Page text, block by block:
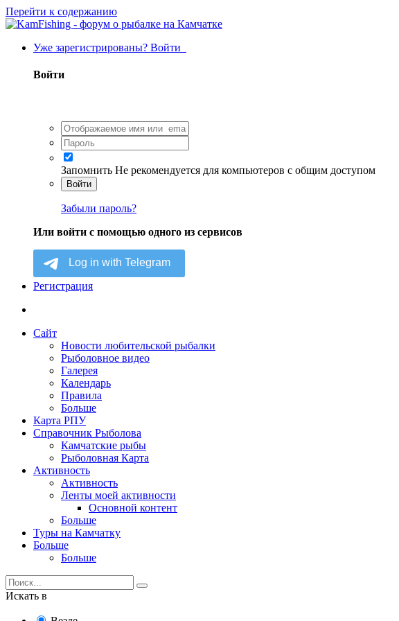
Перейти к содержанию
Уже зарегистрированы? Войти
Войти
Запомнить Не рекомендуется для компьютеров с общим доступом
Войти
Забыли пароль?
Или войти с помощью одного из сервисов
Регистрация
Сайт
Новости любительской рыбалки
Рыболовное видео
Галерея
Календарь
Правила
Больше
Карта РПУ
Справочник Рыболова
Камчатские рыбы
Рыболовная Карта
Активность
Активность
Ленты моей активности
Основной контент
Больше
Туры на Камчатку
Больше
Больше
Искать в